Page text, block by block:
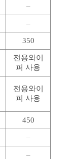
–
–
350
전용와이
퍼 사용
전용와이
퍼 사용
450
–
–